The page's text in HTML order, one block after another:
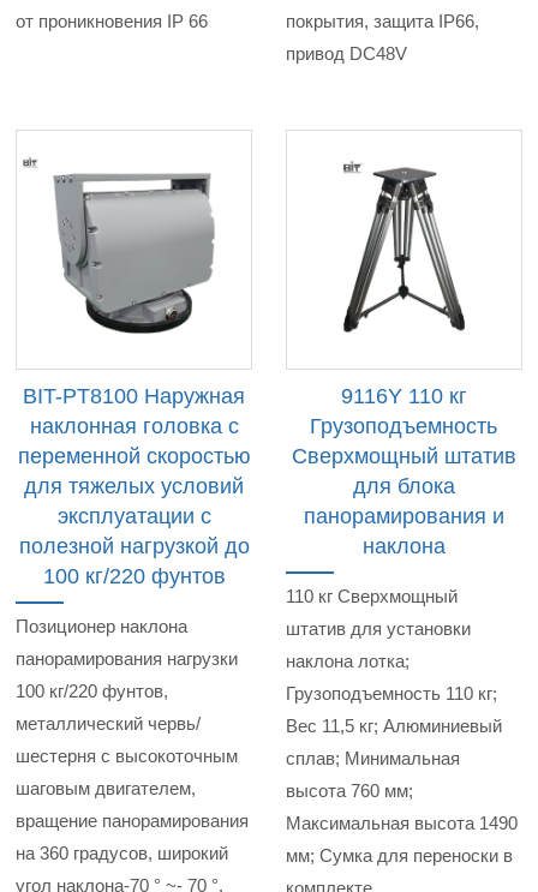
от проникновения IP 66
покрытия, защита IP66,
привод DC48V
BIT-PT8100 Наружная
наклонная головка с
переменной скоростью
для тяжелых условий
эксплуатации с
полезной нагрузкой до
100 кг/220 фунтов
Позиционер наклона
панорамирования нагрузки
100 кг/220 фунтов,
металлический червь/
шестерня с высокоточным
шаговым двигателем,
вращение панорамирования
на 360 градусов, широкий
угол наклона-70 ° ~- 70 °,
9116Y 110 кг
Грузоподъемность
Сверхмощный штатив
для блока
панорамирования и
наклона
110 кг Сверхмощный
штатив для установки
наклона лотка;
Грузоподъемность 110 кг;
Вес 11,5 кг; Алюминиевый
сплав; Минимальная
высота 760 мм;
Максимальная высота 1490
мм; Сумка для переноски в